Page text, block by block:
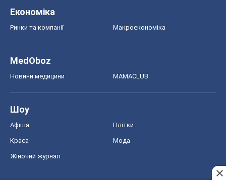
Економіка
Ринки та компанії Макроекономіка
MedOboz
Новини медицини MAMACLUB
Шоу
Афіша Плітки
Краса Мода
Жіночий журнал